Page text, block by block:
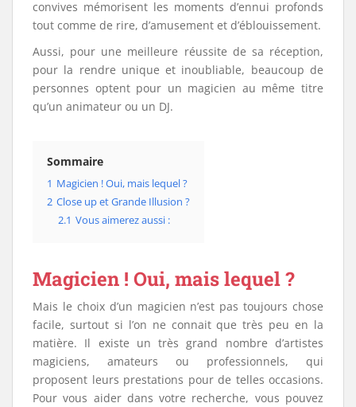
convives mémorisent les moments d’ennui profonds
tout comme de rire, d’amusement et d’éblouissement.
Aussi, pour une meilleure réussite de sa réception,
pour la rendre unique et inoubliable, beaucoup de
personnes optent pour un magicien au même titre
qu’un animateur ou un DJ.
Sommaire
1 Magicien ! Oui, mais lequel ?
2 Close up et Grande Illusion ?
2.1 Vous aimerez aussi :
Magicien ! Oui, mais lequel ?
Mais le choix d’un magicien n’est pas toujours chose
facile, surtout si l’on ne connait que très peu en la
matière. Il existe un très grand nombre d’artistes
magiciens, amateurs ou professionnels, qui
proposent leurs prestations pour de telles occasions.
Pour vous aider dans votre recherche, vous pouvez